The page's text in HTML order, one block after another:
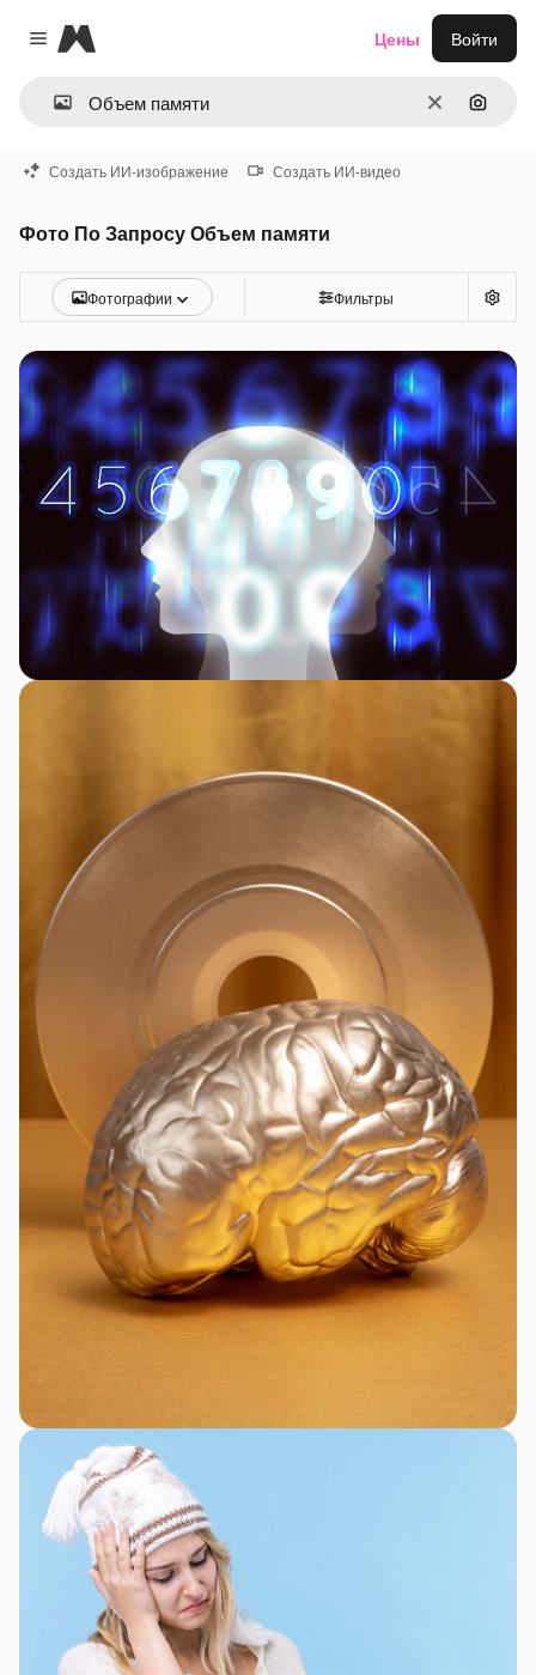
Close menu
Magnific
ОчиститьПоиск
Цены Войти
Создать ИИ-изображение Создать ИИ-видео
Фото По Запросу Объем памяти
Фотографии Фильтры